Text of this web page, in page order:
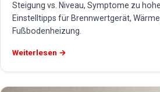
Steigung vs. Niveau, Symptome zu
Einstelltipps für Brennwertgerät,
Fußbodenheizung.
Weiterlesen →